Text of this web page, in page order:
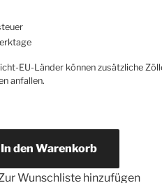
EU-Länder können zusätzliche
anfallen.
In den Warenkorb